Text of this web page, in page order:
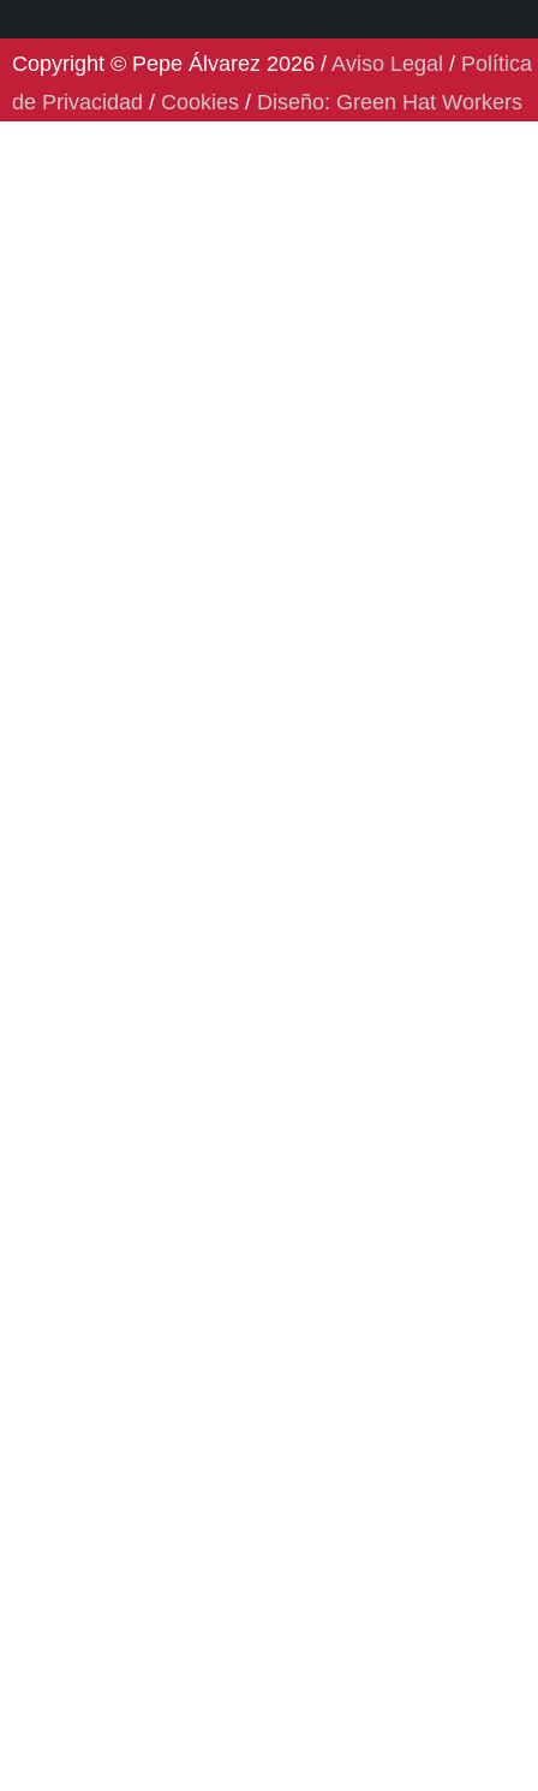
Copyright © Pepe Álvarez 2026 / Aviso Legal / Política
de Privacidad / Cookies / Diseño: Green Hat Workers